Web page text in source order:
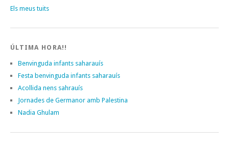
Els meus tuits
ÚLTIMA HORA!!
Benvinguda infants saharauís
Festa benvinguda infants saharauís
Acollida nens sahrauís
Jornades de Germanor amb Palestina
Nadia Ghulam